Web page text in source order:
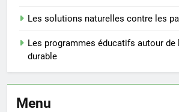
Les solutions naturelles contre les
Les programmes éducatifs autour de
durable
Menu